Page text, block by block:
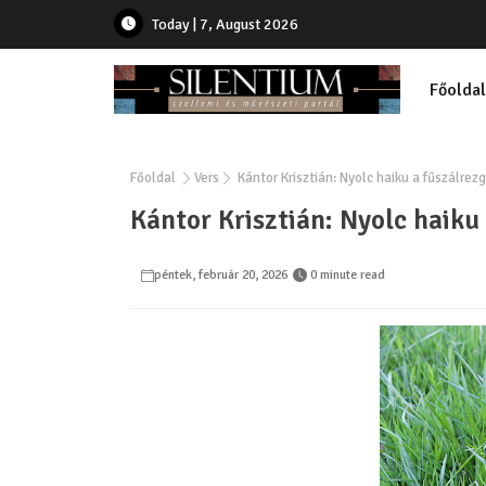
Today | 7, August 2026
Főoldal
Főoldal Vers Kántor Krisztián: Nyolc haiku a
Kántor Krisztián: Nyolc
péntek, február 20, 2026 0 minute read